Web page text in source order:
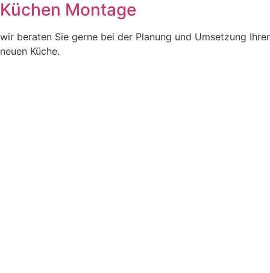
Küchen Montage
wir beraten Sie gerne bei der Planung und Umsetzung Ihrer
neuen Küche.